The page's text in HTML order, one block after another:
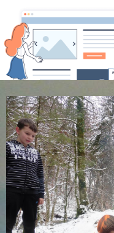
randonnée et